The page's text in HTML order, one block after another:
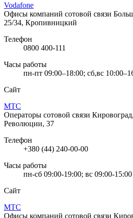
Vodafone
Офисы компаний сотовой связи
25/34, Кропивницкий
Телефон
0800 400-111
Часы работы
пн-пт 09:00–18:00; сб,вс
Сайт
МТС
Операторы сотовой связи
Революции, 37
Телефон
+380 (44) 240-00-00
Часы работы
пн-сб 09:00-19:00; вс 09:00-15:00
Сайт
МТС
Офисы компаний сотовой связи